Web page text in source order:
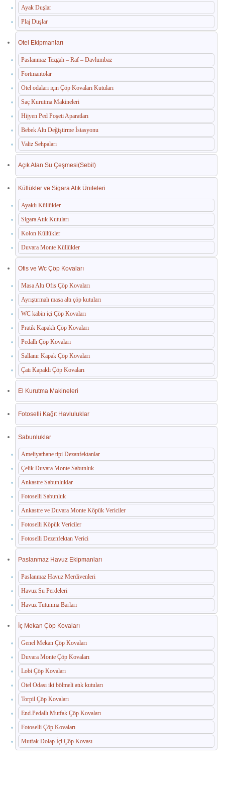
Ayak Duşlar
Plaj Duşlar
Otel Ekipmanları
Paslanmaz Tezgah – Raf – Davlumbaz
Fortmantolar
Otel odaları için Çöp Kovaları Kutuları
Saç Kurutma Makineleri
Hijyen Ped Poşeti Aparatları
Bebek Altı Değiştirme İstasyonu
Valiz Sehpaları
Açık Alan Su Çeşmesi(Sebil)
Küllükler ve Sigara Atık Üniteleri
Ayaklı Küllükler
Sigara Atık Kutuları
Kolon Küllükler
Duvara Monte Küllükler
Ofis ve Wc Çöp Kovaları
Masa Altı Ofis Çöp Kovaları
Ayrıştırmalı masa altı çöp kutuları
WC kabin içi Çöp Kovaları
Pratik Kapaklı Çöp Kovaları
Pedallı Çöp Kovaları
Sallanır Kapak Çöp Kovaları
Çatı Kapaklı Çöp Kovaları
El Kurutma Makineleri
Fotoselli Kağıt Havluluklar
Sabunluklar
Ameliyathane tipi Dezanfektanlar
Çelik Duvara Monte Sabunluk
Ankastre Sabunluklar
Fotoselli Sabunluk
Ankastre ve Duvara Monte Köpük Vericiler
Fotoselli Köpük Vericiler
Fotoselli Dezenfektan Verici
Paslanmaz Havuz Ekipmanları
Paslanmaz Havuz Merdivenleri
Havuz Su Perdeleri
Havuz Tutunma Barları
İç Mekan Çöp Kovaları
Genel Mekan Çöp Kovaları
Duvara Monte Çöp Kovaları
Lobi Çöp Kovaları
Otel Odası iki bölmeli atık kutuları
Torpil Çöp Kovaları
End.Pedallı Mutfak Çöp Kovaları
Fotoselli Çöp Kovaları
Mutfak Dolap İçi Çöp Kovası